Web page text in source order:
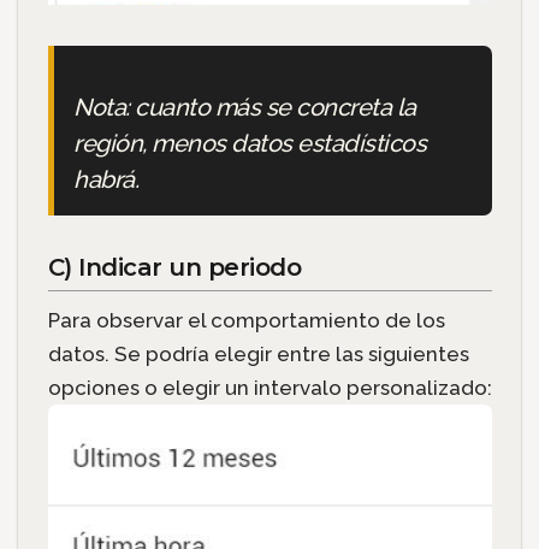
Nota: cuanto más se concreta la
región, menos datos estadísticos
habrá.
C) Indicar un periodo
Para observar el comportamiento de los
datos. Se podría elegir entre las siguientes
opciones o elegir un intervalo personalizado: